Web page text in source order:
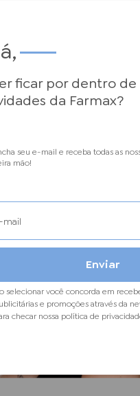
ficar por dentro de
da Farmax?
seu e-mail e receba todas as
mão!
selecionar você concorda em
e promoções através da
checar nossa política de